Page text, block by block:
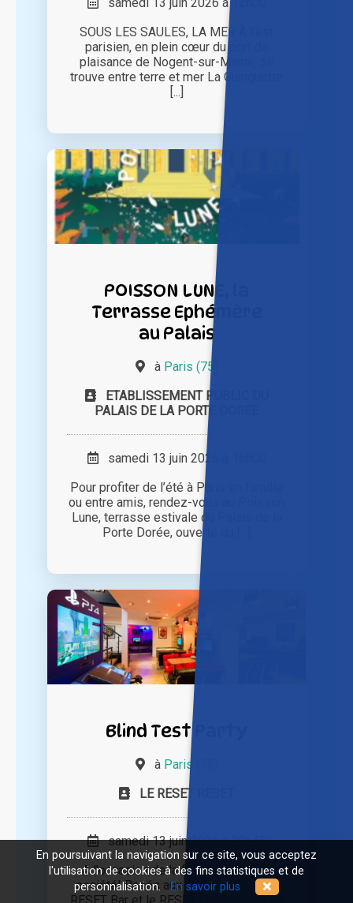
SOUS LES SAULES, LA MER À l’est
parisien, en plein cœur du port de
plaisance de Nogent-sur-Marne, se
trouve entre terre et mer La Guinguette
[...]
POISSON LUNE, la
Terrasse Ephémère
au Palais
à Paris (75)
ETABLISSEMENT PUBLIC DU
PALAIS DE LA PORTE DOREE
samedi 13 juin 2026 à 16h00
Pour profiter de l’été à Paris en famille
ou entre amis, rendez-vous au Poisson
Lune, terrasse estivale du Palais de la
Porte Dorée, ouverte du [...]
Blind Test Party
à Paris (75)
LE RESET RESET
samedi 13 juin 2026 à 20h45
A l'occasion de la fête des jeux de
société! Basés aux Halles à Paris, le
En poursuivant la navigation sur ce site, vous acceptez
l'utilisation de cookies à des fins statistiques et de
personnalisation.En savoir plus